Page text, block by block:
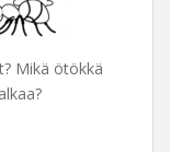
Mikä ötökkä